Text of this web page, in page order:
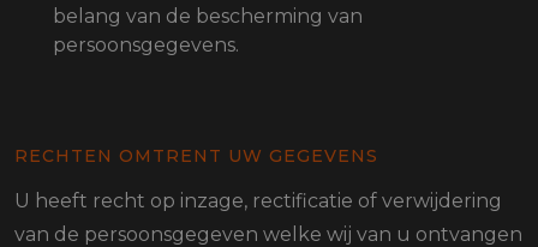
belang van de bescherming van
persoonsgegevens.
RECHTEN OMTRENT UW GEGEVENS
U heeft recht op inzage, rectificatie of verwijdering
van de persoonsgegeven welke wij van u ontvangen